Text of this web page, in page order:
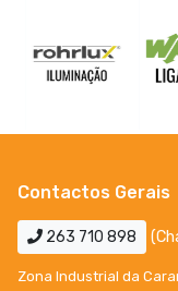
Contactos Gerais
263 710 898
Zona Industrial da